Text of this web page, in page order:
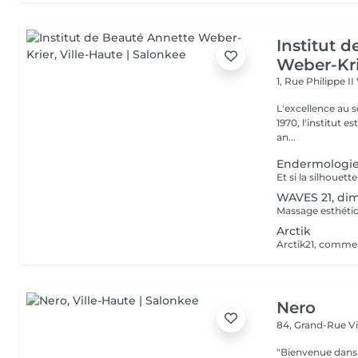
Institut
Weber-
1, Rue Philippe II
L'excellence au service de la
1970, l'institut
an...
WAVES 21,
Arctik
Nero
84, Grand-Rue
"Bienvenue